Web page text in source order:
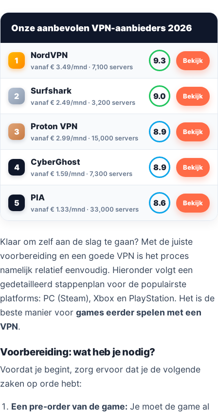
Onze aanbevolen VPN-aanbieders 2026
1
NordVPN
vanaf € 3.49/mnd · 7,100 servers
9.3 Bekijk
2
Surfshark
vanaf € 2.49/mnd · 3,200 servers
9.0 Bekijk
3
Proton VPN
vanaf € 2.99/mnd · 15,000 servers
8.9 Bekijk
4
CyberGhost
vanaf € 1.59/mnd · 7,300 servers
8.9 Bekijk
5
PIA
vanaf € 1.33/mnd · 33,000 servers
8.6 Bekijk
Klaar om zelf aan de slag te gaan? Met de juiste
voorbereiding en een goede VPN is het proces
namelijk relatief eenvoudig. Hieronder volgt een
gedetailleerd stappenplan voor de populairste
platforms: PC (Steam), Xbox en PlayStation. Het is de
beste manier voor games eerder spelen met een
VPN.
Voorbereiding: wat heb je nodig?
Voordat je begint, zorg ervoor dat je de volgende
zaken op orde hebt:
Een pre-order van de game: Je moet de game al